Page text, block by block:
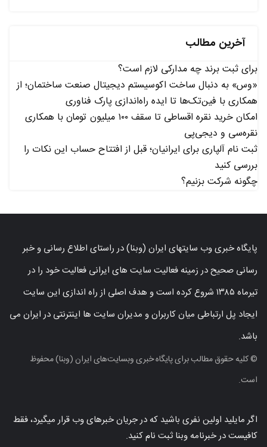
آخرین مطالب
برای ثبت برند چه مدارکی لازم است؟
«وس» به دنبال ساخت اکوسیستم دیجیتال صنعت ساختمان؛ از
همکاری با فین‌تک‌ها تا ایده راه‌اندازی پارک فناوری
امکان خرید نقره اقساطی تا سقف ۱۰۰ میلیون تومان با همکاری
نقره‌سی و دیجی‌پی
ثبت نام آلپاری برای ایرانیان؛ قبل از افتتاح حساب این نکات را
بررسی کنید
چگونه شرکت بزنیم؟
پایگاه خبری وب سایتهای ایران (وبنا) در راستای اطلاع رسانی و خبر
رسانی صحیح در زمینه فعالیت سایت های ایرانی فعالیت خود را در
تیرماه ۱۳۸۵ شروع کرده است و هدف اصلی از راه اندازی این سایت
ایجاد پل ارتباطی میان کاربران و مدیران سایت ها اینترنتی در ایران می
باشد.
© کلیه حقوق مطالب برای پایگاه خبری وبسایت‌های ایران (وبنا) محفوظ
است.
اگر مایلید اولین نفری باشید که در جریان خبرهای وب قرار میگیرد، فقط
کافیست در خبرنامه وبنا ثبت نام کنید.